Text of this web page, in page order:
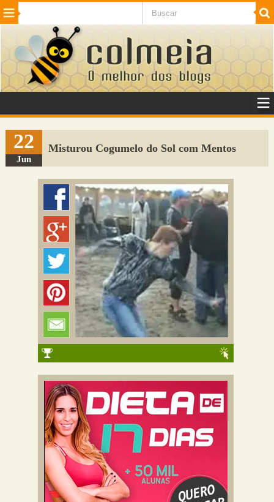
Beleza Cinema e TV
Internet Jogos NotÃ­cias SaÃºde
VeÃ­culos Adulto
Sugerir Link
Adicionar Blog
Colmeia Exchange
Perguntas Frequentes
22
Jun
Misturou Cogumelo do Sol com Mentos